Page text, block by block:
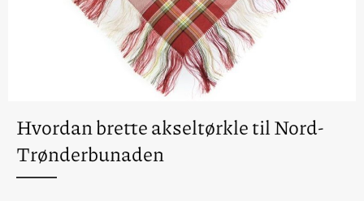
Hvordan brette akseltørkle til Nord-
Trønderbunaden